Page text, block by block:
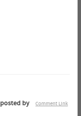
Comment Link
posted by